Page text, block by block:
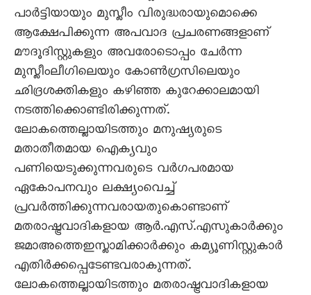
പാർട്ടിയായും മുസ്ലീം വിരുദ്ധരായുമൊക്കെ
ആക്ഷേപിക്കുന്ന അപവാദ പ്രചരണങ്ങളാണ്
മൗദൂദിസ്റ്റുകളും അവരോടൊപ്പം ചേർന്ന
മുസ്ലീംലീഗിലെയും കോൺഗ്രസിലെയും
ഛിദ്രശക്തികളും കഴിഞ്ഞ കുറേക്കാലമായി
നടത്തിക്കൊണ്ടിരിക്കുന്നത്.
ലോകത്തെല്ലായിടത്തും മനുഷ്യരുടെ
മതാതീതമായ ഐക്യവും
പണിയെടുക്കുന്നവരുടെ വർഗപരമായ
ഏകോപനവും ലക്ഷ്യംവെച്ച്
പ്രവർത്തിക്കുന്നവരായതുകൊണ്ടാണ്
മതരാഷ്ട്രവാദികളായ ആർ.എസ്.എസുകാർക്കും
ജമാഅത്തെഇസ്ലാമിക്കാർക്കും കമ്യൂണിസ്റ്റുകാർ
എതിർക്കപ്പെടേണ്ടവരാകുന്നത്.
ലോകത്തെല്ലായിടത്തും മതരാഷ്ട്രവാദികളായ